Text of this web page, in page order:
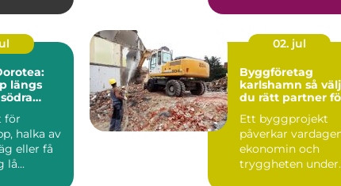
ska fungera v...
längs
för
halka av
eller få
lå...
02. jul
Byggföretag
karlshamn så väljer
du rätt partner
Ett byggprojekt
påverkar
ekonomin och
tryggheten under